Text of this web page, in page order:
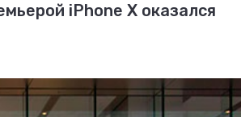
iPhone X оказался